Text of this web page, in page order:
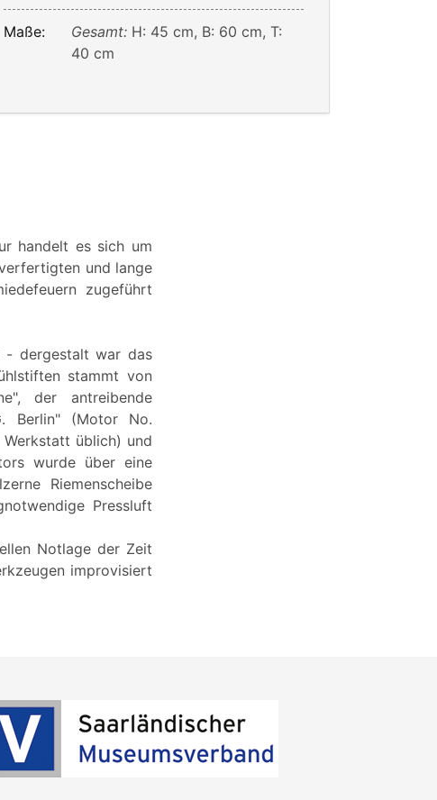
Maße: Gesamt: H: 45 cm, B: 60 cm, T:
40 cm
handelt es sich um
und lange
zugeführt
- dergestalt war das
stammt von
der antreibende
Berlin" (Motor No.
üblich) und
wurde über eine
Riemenscheibe
Pressluft
Notlage der Zeit
improvisiert